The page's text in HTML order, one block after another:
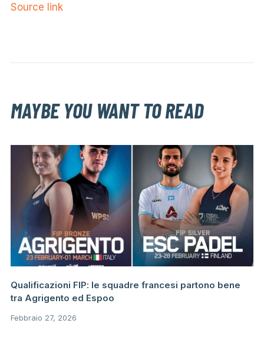
Source link
MAYBE YOU WANT TO READ
Qualificazioni FIP: le squadre francesi partono bene
tra Agrigento ed Espoo
Febbraio 27, 2026